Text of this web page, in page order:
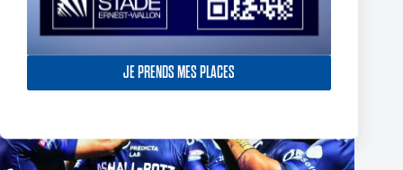
JE PRENDS MES PLACES